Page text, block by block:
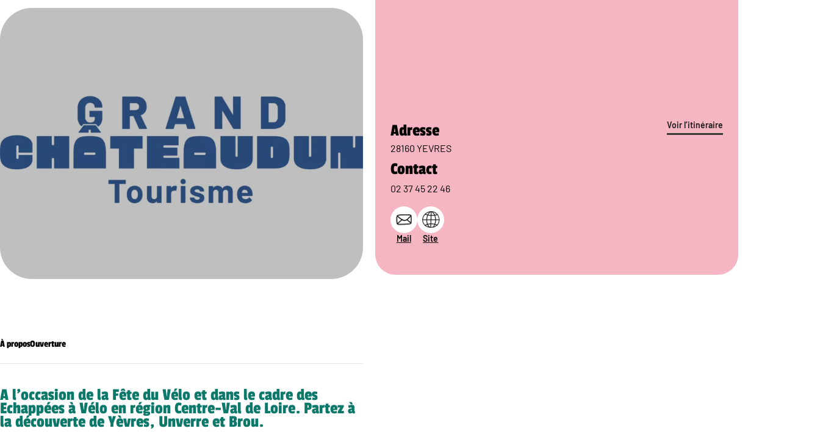
À proposOuverture
A l’occasion de la Fête du Vélo et dans le cadre des
Echappées à Vélo en région Centre-Val de Loire. Partez à
la découverte de Yèvres, Unverre et Brou.
Voir l’itinéraire
Adresse
28160 YEVRES
Contact
02 37 45 22 46
Mail Site